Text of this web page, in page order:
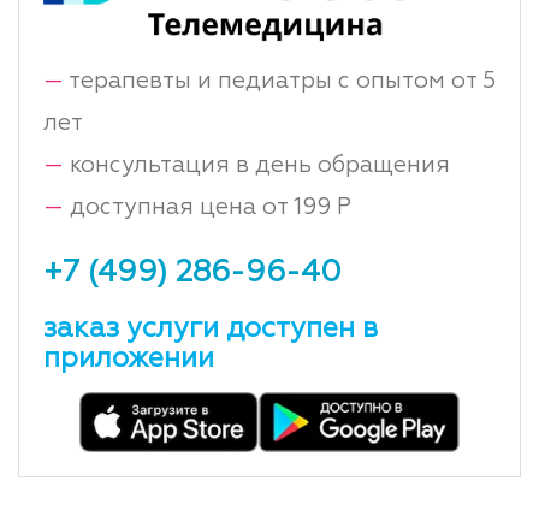
— терапевты и педиатры с опытом от 5
лет
— консультация в день обращения
— доступная цена от 199 Р
+7 (499) 286-96-40
заказ услуги доступен в
приложении